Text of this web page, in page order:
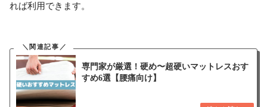
れば利用できます。
専門家が厳選！硬め〜超硬いマットレスおす
すめ6選【腰痛向け】